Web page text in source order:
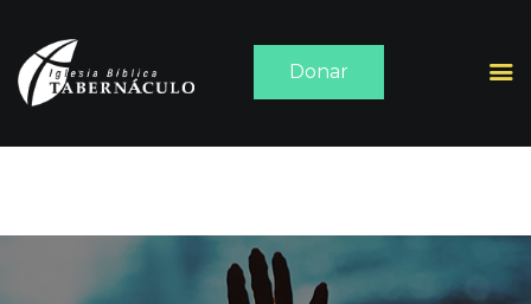
Donar
SERMONES